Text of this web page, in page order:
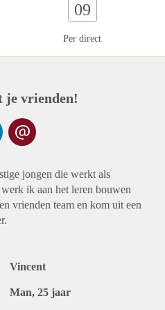
09
Per direct
je vrienden!
jongen die werkt als
ik aan het leren bouwen
vrienden team en kom uit een
Vincent
Man, 25 jaar